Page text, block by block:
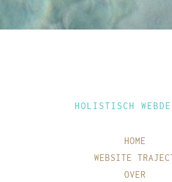
HOLISTISCH
HOME
WEBSITE
OVER